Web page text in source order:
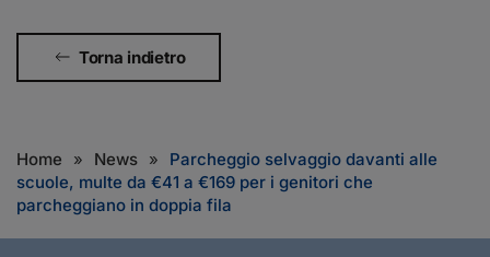
Torna indietro
Home News
Parcheggio selvaggio davanti alle
scuole, multe da €41 a €169 per i genitori che
parcheggiano in doppia fila